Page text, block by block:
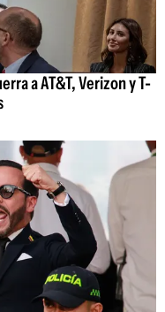
a AT&T, Verizon y T-